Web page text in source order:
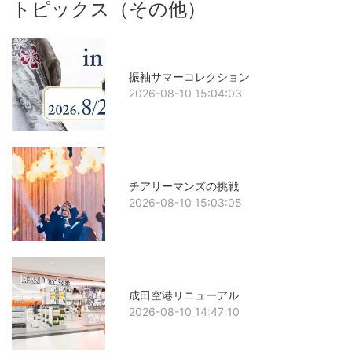
トピックス（その他）
振袖サマーコレクション
2026-08-10 15:04:03
チアリーマンズの挑戦
2026-08-10 15:03:05
成田空港リニューアル
2026-08-10 14:47:10